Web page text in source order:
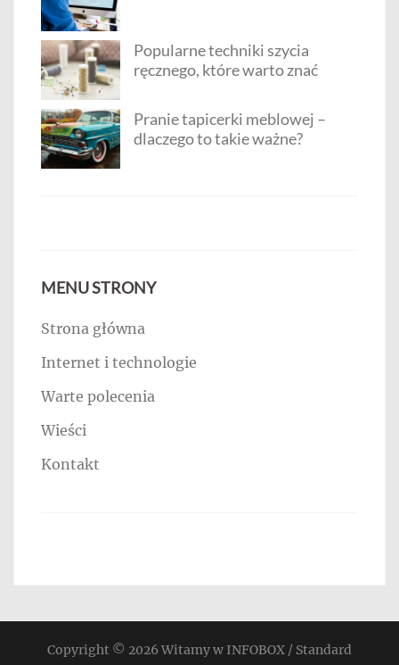
Popularne techniki szycia
ręcznego, które warto znać
Pranie tapicerki meblowej –
dlaczego to takie ważne?
MENU STRONY
Strona główna
Internet i technologie
Warte polecenia
Wieści
Kontakt
Copyright © 2026Witamy w INFOBOX / Standard